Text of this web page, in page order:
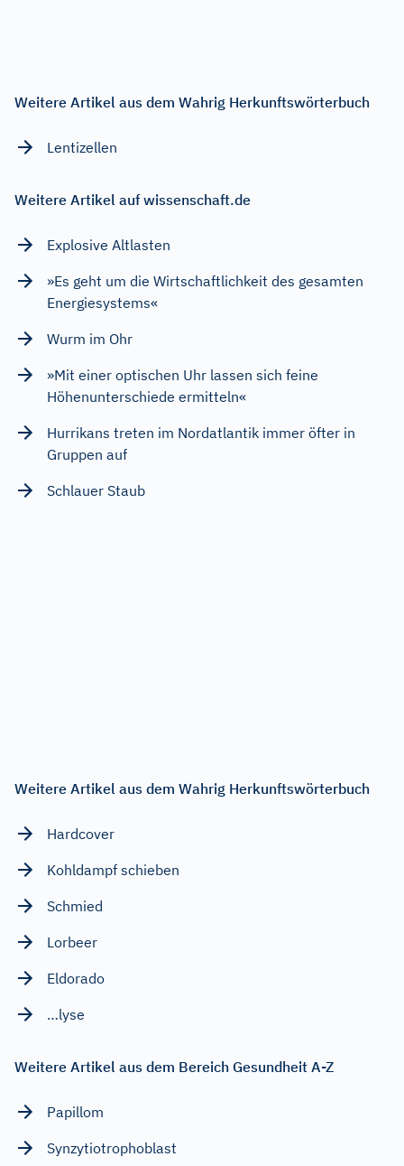
Weitere Artikel aus dem Wahrig Herkunftswörterbuch
Lentizellen
Weitere Artikel auf wissenschaft.de
Explosive Altlasten
»Es geht um die Wirtschaftlichkeit des gesamten
Energiesystems«
Wurm im Ohr
»Mit einer optischen Uhr lassen sich feine
Höhenunterschiede ermitteln«
Hurrikans treten im Nordatlantik immer öfter in
Gruppen auf
Schlauer Staub
Weitere Artikel aus dem Wahrig Herkunftswörterbuch
Hardcover
Kohldampf schieben
Schmied
Lorbeer
Eldorado
…lyse
Weitere Artikel aus dem Bereich Gesundheit A-Z
Papillom
Synzytiotrophoblast